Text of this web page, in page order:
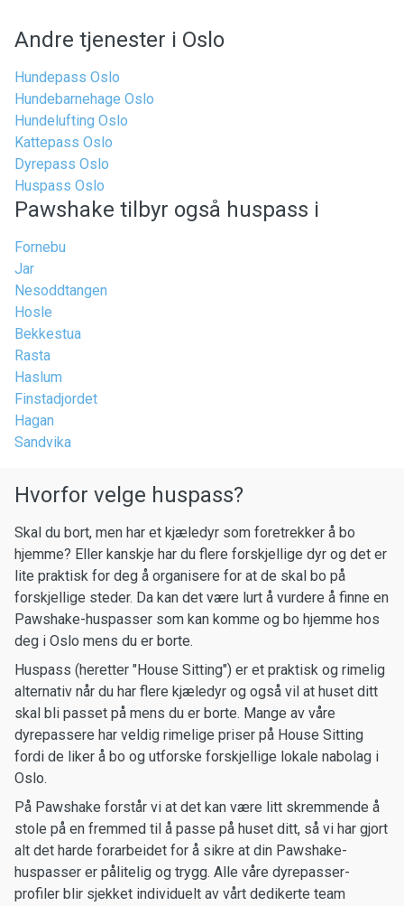
Andre tjenester i Oslo
Hundepass Oslo
Hundebarnehage Oslo
Hundelufting Oslo
Kattepass Oslo
Dyrepass Oslo
Huspass Oslo
Pawshake tilbyr også huspass i
Fornebu
Jar
Nesoddtangen
Hosle
Bekkestua
Rasta
Haslum
Finstadjordet
Hagan
Sandvika
Hvorfor velge huspass?
Skal du bort, men har et kjæledyr som foretrekker å bo
hjemme? Eller kanskje har du flere forskjellige dyr og det er
lite praktisk for deg å organisere for at de skal bo på
forskjellige steder. Da kan det være lurt å vurdere å finne en
Pawshake-huspasser som kan komme og bo hjemme hos
deg i Oslo mens du er borte.
Huspass (heretter "House Sitting") er et praktisk og rimelig
alternativ når du har flere kjæledyr og også vil at huset ditt
skal bli passet på mens du er borte. Mange av våre
dyrepassere har veldig rimelige priser på House Sitting
fordi de liker å bo og utforske forskjellige lokale nabolag i
Oslo.
På Pawshake forstår vi at det kan være litt skremmende å
stole på en fremmed til å passe på huset ditt, så vi har gjort
alt det harde forarbeidet for å sikre at din Pawshake-
huspasser er pålitelig og trygg. Alle våre dyrepasser-
profiler blir sjekket individuelt av vårt dedikerte team